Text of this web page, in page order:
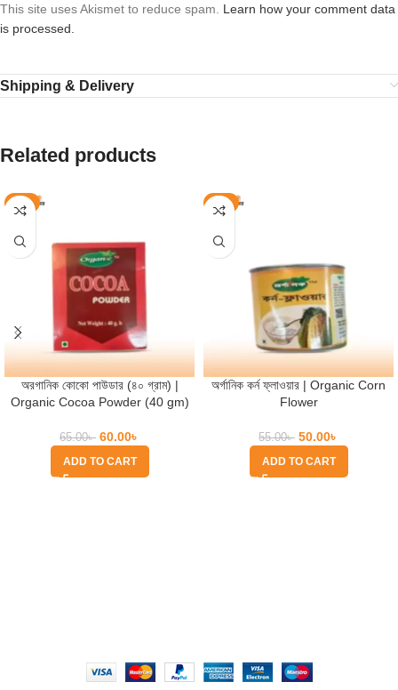
This site uses Akismet to reduce spam. Learn how your comment data
is processed.
Shipping & Delivery
Related products
-8%
অরগানিক কোকো পাউডার (৪০ গ্রাম) |
Organic Cocoa Powder (40 gm)
65.00৳ 60.00৳
ADD TO CART
-9%
অর্গানিক কর্ন ফ্লাওয়ার | Organic Corn
Flower
55.00৳ 50.00৳
ADD TO CART